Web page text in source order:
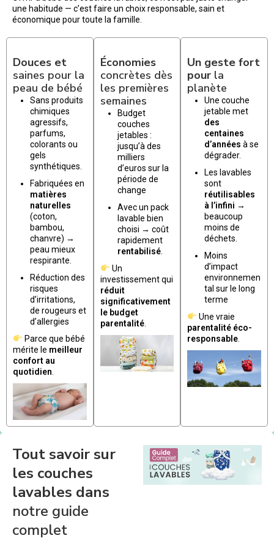
une habitude — c’est faire un choix responsable, sain et
économique pour toute la famille.
Douces et
saines pour la
peau de bébé
Sans produits
chimiques
agressifs,
parfums,
colorants ou
gels
synthétiques.
Fabriquées en
matières
naturelles
(coton,
bambou,
chanvre) →
peau mieux
respirante.
Réduction des
risques
d’irritations,
de rougeurs et
d’allergies
Parce que bébé
mérite le meilleur
confort au
quotidien
Économies
concrètes dès
les premières
semaines
Budget
couches
jetables :
jusqu’à des
milliers
d’euros sur la
période de
change
Avec un pack
lavable bien
choisi → coût
rapidement
rentabilisé.
Un
investissement qui
réduit
significativement
le budget
parentalité.
Un geste fort
pour la
planète
Une couche
jetable met
des
centaines
d’années à se
dégrader.
Les lavables
sont
réutilisables
à l’infini →
beaucoup
moins de
déchets.
Moins
d’impact
environnemen
tal sur le long
terme
Une vraie
parentalité éco-
responsable
Tout savoir sur
les couches
lavables dans
notre guide
complet